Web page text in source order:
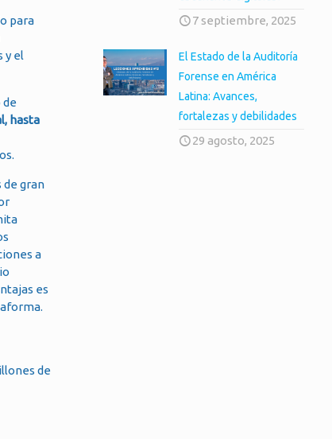
para
y el
de
hasta
de gran
a
es
de
7 septiembre, 2025
El Estado de la Auditoría
Forense en América
Latina: Avances,
fortalezas y debilidades
29 agosto, 2025